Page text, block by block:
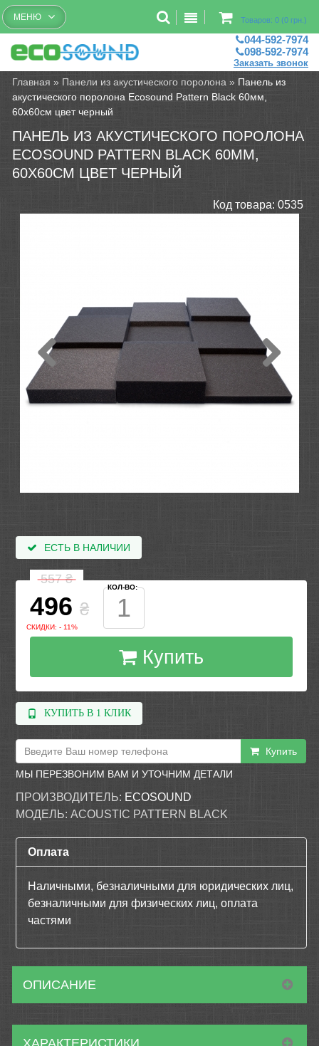
Бесплатный рассчет помещений
Товаров: 0 (0 грн.)
МЕНЮ
044-592-7974
098-592-7974
Заказать звонок
Главная » Панели из акустического поролона » Панель из
акустического поролона Ecosound Pattern Black 60мм,
60х60см цвет черный
ПАНЕЛЬ ИЗ АКУСТИЧЕСКОГО ПОРОЛОНА
ECOSOUND PATTERN BLACK 60ММ,
60Х60СМ ЦВЕТ ЧЕРНЫЙ
Код товара: 0535
ЕСТЬ В НАЛИЧИИ
557₴
496 ₴
СКИДКИ: - 11%
КОЛ-ВО:
Купить
КУПИТЬ В 1 КЛИК
Купить
МЫ ПЕРЕЗВОНИМ ВАМ И УТОЧНИМ ДЕТАЛИ
ПРОИЗВОДИТЕЛЬ: ECOSOUND
МОДЕЛЬ: ACOUSTIC PATTERN BLACK
Оплата
Наличными, безналичными для юридических лиц,
безналичными для физических лиц, оплата
частями
ОПИСАНИЕ
ХАРАКТЕРИСТИКИ